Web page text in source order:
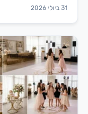
31 ביולי 2026